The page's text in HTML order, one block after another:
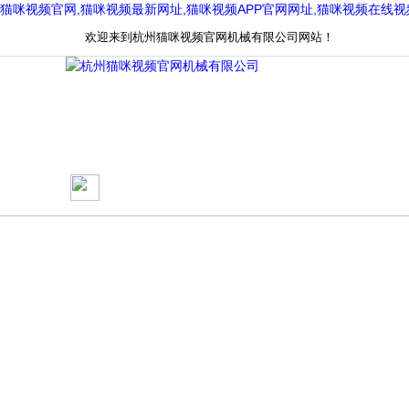
猫咪视频官网,猫咪视频最新网址,猫咪视频APP官网网址,猫咪视频在线视
欢迎来到杭州猫咪视频官网机械有限公司网站！